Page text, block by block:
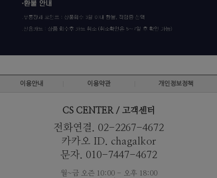
이용안내 이용약관 개인정보정책
CS CENTER / 고객센터
전화연결. 02-2267-4672
카카오 ID. chagalkor
문자. 010-7447-4672
월~금 오즌 10:00 - 오후 18:00